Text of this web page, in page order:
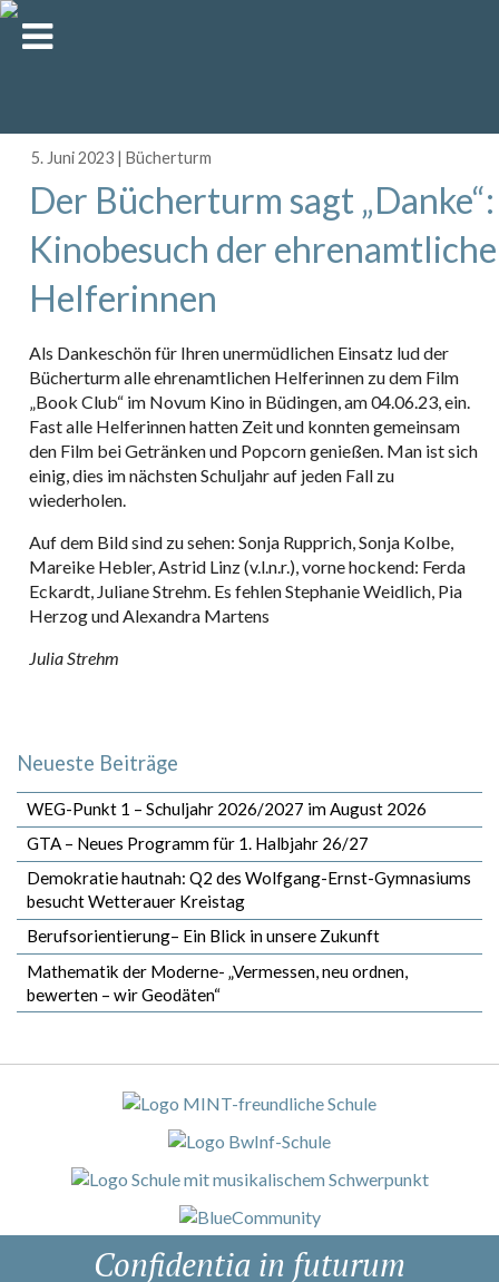
5. Juni 2023 |Bücherturm
Der Bücherturm sagt „Danke“:
Kinobesuch der
Helferinnen
Als Dankeschön für Ihren unermüdlichen Einsatz lud der
Bücherturm alle ehrenamtlichen Helferinnen zu dem Film
„Book Club“ im Novum Kino in Büdingen, am 04.06.23, ein.
Fast alle Helferinnen hatten Zeit und konnten gemeinsam
den Film bei Getränken und Popcorn genießen. Man ist sich
einig, dies im nächsten Schuljahr auf jeden Fall zu
wiederholen.
Auf dem Bild sind zu sehen: Sonja Rupprich, Sonja Kolbe,
Mareike Hebler, Astrid Linz (v.l.n.r.), vorne hockend: Ferda
Eckardt, Juliane Strehm. Es fehlen Stephanie Weidlich, Pia
Herzog und Alexandra Martens
Julia Strehm
Neueste Beiträge
WEG-Punkt 1 – Schuljahr 2026/2027 im August 2026
GTA – Neues Programm für 1. Halbjahr 26/27
Demokratie hautnah: Q2 des Wolfgang-Ernst-Gymnasiums
besucht Wetterauer Kreistag
Berufsorientierung– Ein Blick in unsere Zukunft
Mathematik der Moderne- „Vermessen, neu ordnen,
bewerten – wir Geodäten“
Confidentia in futurum